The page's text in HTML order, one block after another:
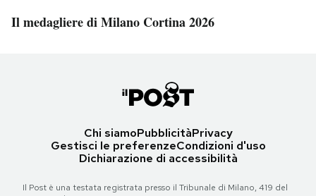
Il medagliere di Milano Cortina 2026
Chi siamoPubblicitàPrivacy
Gestisci le preferenzeCondizioni d'uso
Dichiarazione di accessibilità
Il Post è una testata registrata presso il Tribunale di Milano, 419 del